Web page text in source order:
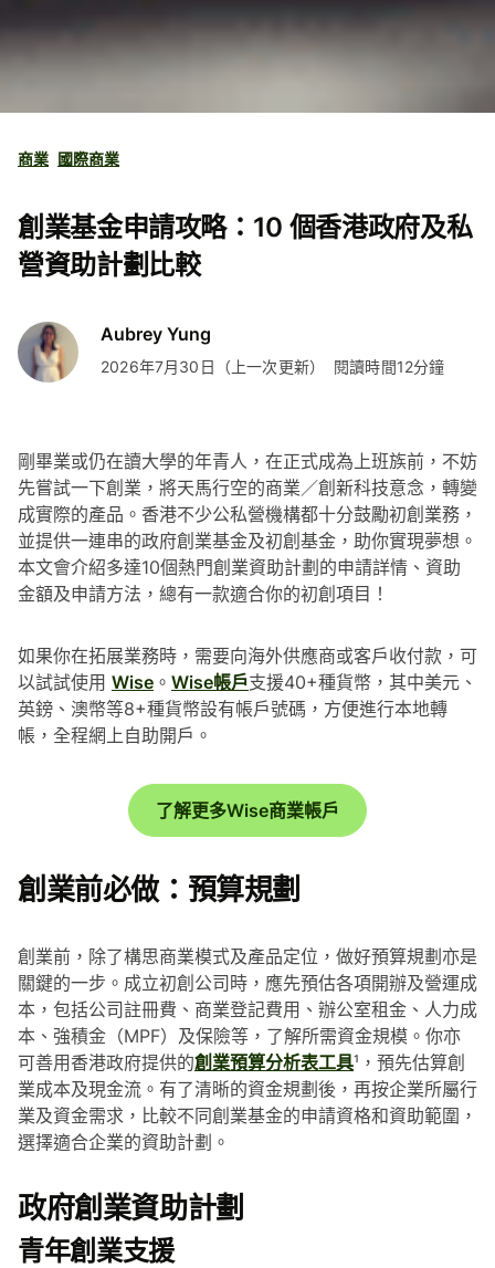
商業 國際商業
創業基金申請攻略：10 個香港政府及私
營資助計劃比較
Aubrey Yung
2026年7月30日（上一次更新） 閱讀時間12分鐘
剛畢業或仍在讀大學的年青人，在正式成為上班族前，不妨
先嘗試一下創業，將天馬行空的商業／創新科技意念，轉變
成實際的產品。香港不少公私營機構都十分鼓勵初創業務，
並提供一連串的政府創業基金及初創基金，助你實現夢想。
本文會介紹多達10個熱門創業資助計劃的申請詳情、資助
金額及申請方法，總有一款適合你的初創項目！
如果你在拓展業務時，需要向海外供應商或客戶收付款，可
以試試使用 Wise 。 Wise帳戶支援40+種貨幣，其中美元、
英鎊、澳幣等8+種貨幣設有帳戶號碼，方便進行本地轉
帳，全程網上自助開戶。
了解更多Wise商業帳戶
創業前必做：預算規劃
創業前，除了構思商業模式及產品定位，做好預算規劃亦是
關鍵的一步。成立初創公司時，應先預估各項開辦及營運成
本，包括公司註冊費、商業登記費用、辦公室租金、人力成
本、強積金（MPF）及保險等，了解所需資金規模。你亦
可善用香港政府提供的創業預算分析表工具¹，預先估算創
業成本及現金流。有了清晰的資金規劃後，再按企業所屬行
業及資金需求，比較不同創業基金的申請資格和資助範圍，
選擇適合企業的資助計劃。
政府創業資助計劃
青年創業支援